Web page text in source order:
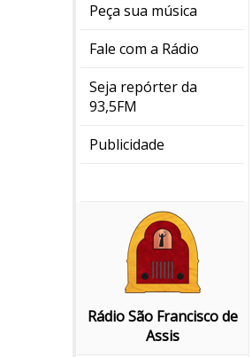
Peça sua música
Fale com a Rádio
Seja repórter da
93,5FM
Publicidade
Rádio São Francisco de
Assis